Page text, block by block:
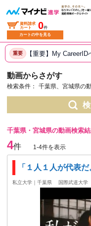
資料請求
カート
0件
カートの中を見る
重要 【重要】My
動画からさがす
検索条件： 千葉県、宮城県の
千葉県・宮城県の動画検索
4件 1-4件を表示
「１人１人が代表
私立大学｜千葉県 国際武道大学